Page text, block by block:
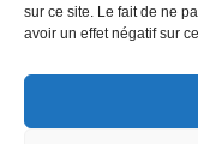
sur ce site. Le fait de ne
avoir un effet négatif sur